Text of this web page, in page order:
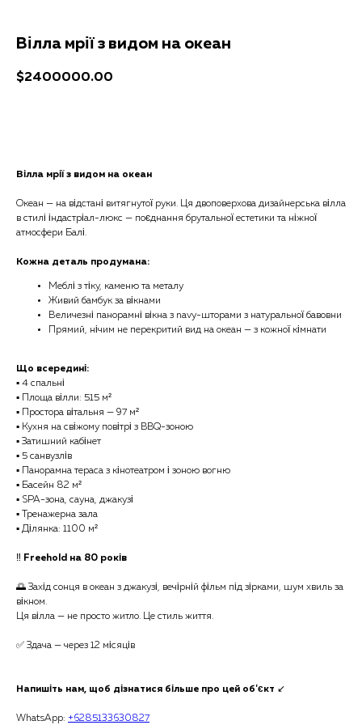
Вілла мрії з видом на океан
$2400000.00
Вілла мрії з видом на океан
Океан — на відстані витягнутої руки. Ця двоповерхова дизайнерська вілла
в стилі індастріал-люкс — поєднання брутальної естетики та ніжної
атмосфери Балі.
Кожна деталь продумана:
Меблі з тіку, каменю та металу
Живий бамбук за вікнами
Величезні панорамні вікна з navy-шторами з натуральної бавовни
Прямий, нічим не перекритий вид на океан — з кожної кімнати
Що всередині:
▪️ 4 спальні
▪️ Площа вілли: 515 м²
▪️ Простора вітальня — 97 м²
▪️ Кухня на свіжому повітрі з BBQ-зоною
▪️ Затишний кабінет
▪️ 5 санвузлів
▪️ Панорамна тераса з кінотеатром і зоною вогню
▪️ Басейн 82 м²
▪️ SPA-зона, сауна, джакузі
▪️ Тренажерна зала
▪️ Ділянка: 1100 м²
‼️ Freehold на 80 років
🌅 Захід сонця в океан з джакузі, вечірній фільм під зірками, шум хвиль за
вікном.
Ця вілла — не просто житло. Це стиль життя.
✅ Здача — через 12 місяців
Напишіть нам, щоб дізнатися більше про цей об'єкт ↙️
WhatsApp: +6285133630827